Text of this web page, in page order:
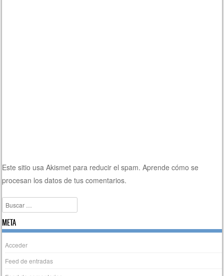
Este sitio usa Akismet para reducir el spam.Aprende cómo se
procesan los datos de tus comentarios.
Buscar
META
Acceder
Feed de entradas